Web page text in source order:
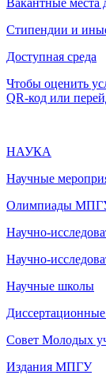
Вакантные места
Стипендии и
Доступная среда
Чтобы оценить
QR-код или
НАУКА
Научные
Олимпиады
Научно-
Научно-
Научные школы
Совет Молодых
Издания МПГУ